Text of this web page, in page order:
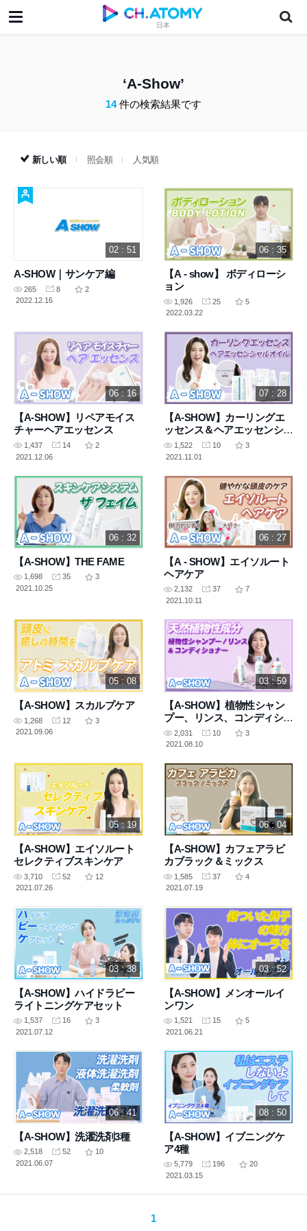
日本
A-Show
14件の検索結果です
新しい順 照会順 人気順
02 : 51
A-SHOW｜サンケア編
265 8
2
2022.12.16
06 : 35
【A - show】 ボディローシ
ョン
1,926 25
5
2022.03.22
06 : 16
【A-SHOW】リペアモイス
チャーヘアエッセンス
1,437 14
2
2021.12.06
07 : 28
【A-SHOW】カーリングエ
ッセンス＆ヘアエッセンシャ
ルオイル
1,522 10
3
2021.11.01
06 : 32
【A-SHOW】THE FAME
1,698 35
3
2021.10.25
06 : 27
【A - SHOW】エイソルート
ヘアケア
2,132 37
7
2021.10.11
05 : 08
【A-SHOW】スカルプケア
1,268 12
3
2021.09.06
03 : 59
【A-SHOW】植物性シャン
プー、リンス、コンディショ
ナー2,031 10
3
2021.08.10
05 : 19
【A-SHOW】エイソルート
セレクティブスキンケア
3,710 52
12
2021.07.26
06 : 04
【A-SHOW】カフェアラビ
カブラック＆ミックス
1,585 37
4
2021.07.19
03 : 38
【A-SHOW】ハイドラビー
ライトニングケアセット
1,537 16
3
2021.07.12
03 : 52
【A-SHOW】メンオールイ
ンワン
1,521 15
5
2021.06.21
06 : 41
【A-SHOW】洗濯洗剤3種
2,518 52
10
2021.06.07
08 : 50
【A-SHOW】イブニングケ
ア4種
5,779 196
20
2021.03.15
1